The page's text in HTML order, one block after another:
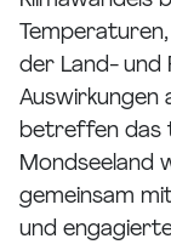
der Land-
Auswirkungen
betreffen das
Mondseeland
gemeinsam
und